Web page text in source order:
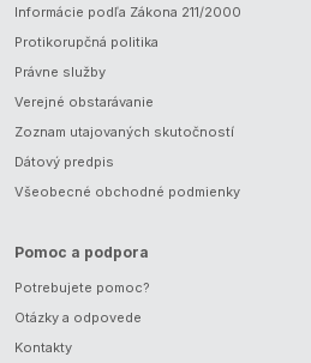
Informácie podľa Zákona 211/2000
Protikorupčná politika
Právne služby
Verejné obstarávanie
Zoznam utajovaných skutočností
Dátový predpis
Všeobecné obchodné podmienky
Pomoc a podpora
Potrebujete pomoc?
Otázky a odpovede
Kontakty